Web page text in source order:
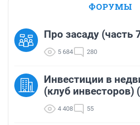
ФОРУМЫ
Про засаду (часть
5 684 280
Инвестиции в
(клуб инвесторов)
4 408 55